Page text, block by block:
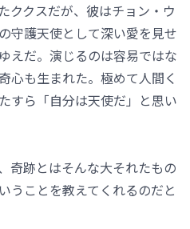
ククスだが、彼はチョン・ウ
守護天使として深い愛を見せ
えだ。演じるのは容易ではな
心も生まれた。極めて人間く
すら「自分は天使だ」と思い
奇跡とはそんな大それたもの
うことを教えてくれるのだと